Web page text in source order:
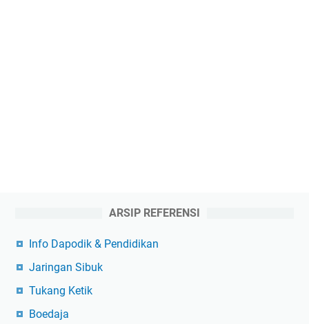
ARSIP REFERENSI
Info Dapodik & Pendidikan
Jaringan Sibuk
Tukang Ketik
Boedaja